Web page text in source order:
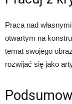
Praca nad
otwartym na
temat swojego
rozwijać się jako